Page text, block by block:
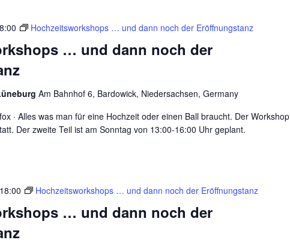
… und dann noch der
Hochzeitsworkshops … und dann noch der Eröffnungstanz
Am Bahnhof 6, Bardowick, Niedersachsen, Germany
· Alles was man für eine Hochzeit oder einen Ball braucht. Der Workshop
Der zweite Teil ist am Sonntag von 13:00-16:00 Uhr geplant.
… und dann noch der
18:00 Hochzeitsworkshops … und dann noch der Eröffnungstanz